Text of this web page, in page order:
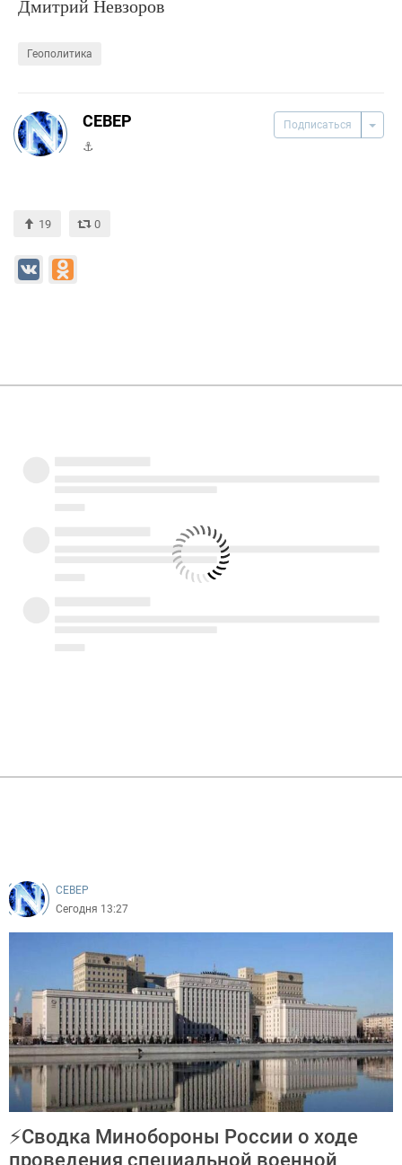
Дмитрий Невзоров
Геополитика
Подписаться
CEВЕР
⚓
19 0
CEВЕР
Сегодня 13:27
⚡Cводка Минобороны России о ходе
проведения специальной военной